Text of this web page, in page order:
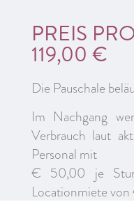
PREIS
119,00 €
Die Pauschale
Im Nachgang
Verbrauch laut
Personal mit
€ 50,00 je
Locationmiete